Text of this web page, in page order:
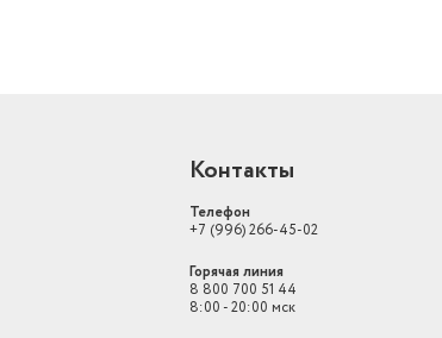
Контакты
Телефон
+7 (996) 266-45-02
Горячая линия
8 800 700 51 44
8:00 - 20:00 мск